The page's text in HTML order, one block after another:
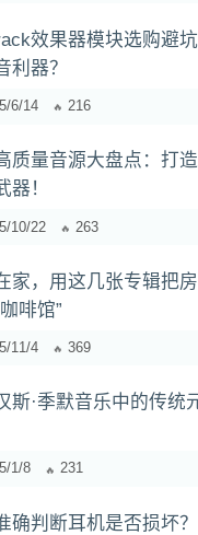
效果器模块选购避
利器？
6/14 216
质量音源大盘点：打
器！
10/22 263
家，用这几张专辑把
啡馆”
11/4 369
斯·季默音乐中的传统
1/8 231
确判断耳机是否损坏？